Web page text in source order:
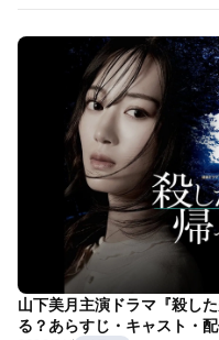
山下美月主演ドラマ『殺し
る？あらすじ・キャスト・